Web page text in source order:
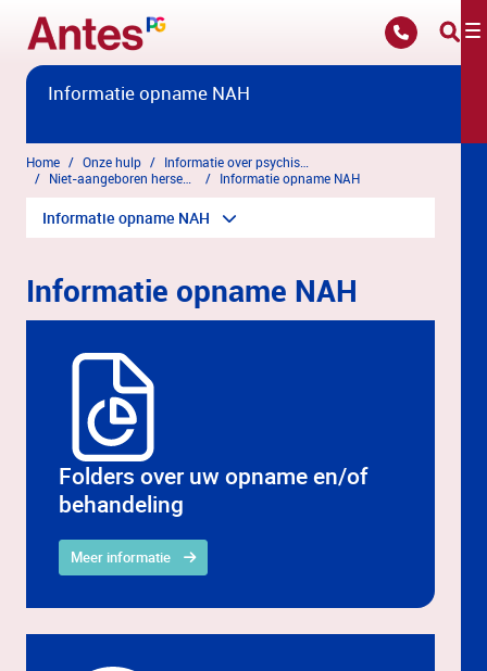
Overslaan en naar hoofdinhoud gaan
Informatie opname NAH
Home Onze hulp
Informatie opname NAH
Informatie opname NAH
Informatie opname NAH
Folders over uw opname en/of
behandeling
Meer informatie